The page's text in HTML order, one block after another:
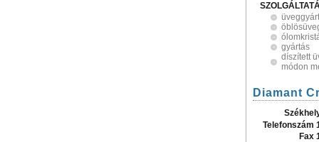
gyártás
díszített
módon
Diamant
Telefonszám
Fax